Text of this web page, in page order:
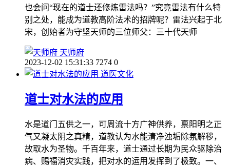
也会问“现在的道士还修炼雷法吗？”究竟雷法有什么特
别之处，能成为道教高阶法术的招牌呢？雷法兴起于北
宋，创始者为守坚天师的三位师父：三十代天师
天师府
2023-12-02 15:31:33 7274 0
道医文化
道士对水法的应用
水是道门五供之一，可周流十方广神供养，禀阳明之正
气又凝太阴之真精，道教认为水能清净浊垢除氛解秽，
故取水为圣物。千百年来，道士通过长期为民众驱除治
病、赐福消灾实践，把对水的运用发挥到了极致。一、